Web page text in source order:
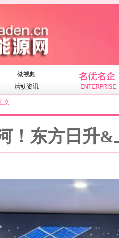
微视频
活动资讯
文
！东方日升